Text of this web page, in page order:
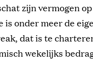
zijn vermogen
is onder meer de
dat is te
wekelijks